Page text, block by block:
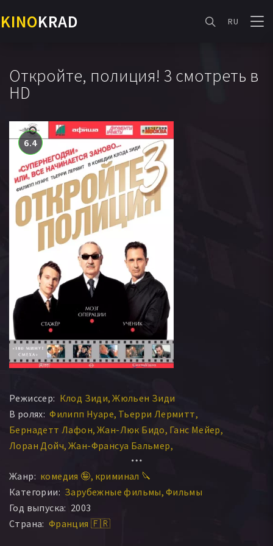
KINOKRAD RU
Откройте, полиция! 3 смотреть в
HD
6.4
Режиссер: Клод Зиди Жюльен Зиди
В ролях: Филипп Нуаре Тьерри Лермитт
Бернадетт Лафон Жан-Люк Бидо Ганс Мейер
Лоран Дойч Жан-Франсуа Бальмер
Жан-Клод Боль-Редда
Марк Хоанг Андре Даман Хлоя Флипо
Лоренс Бокколини Рейнальдо Вонг Хин Хин Чэн
Тони Либрицци Филипп Сутан
Жерар Дюбуш Жан-Луи Фулкье
Жанр: комедия 🤪 криминал 🔪
Категории: Зарубежные фильмы Фильмы
Год выпуска: 2003
Страна: Франция 🇫🇷